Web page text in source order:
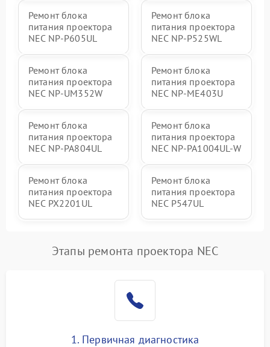
Ремонт блока
питания проектора
NEC NP-P605UL
Ремонт блока
питания проектора
NEC NP-P525WL
Ремонт блока
питания проектора
NEC NP-UM352W
Ремонт блока
питания проектора
NEC NP-ME403U
Ремонт блока
питания проектора
NEC NP-PA804UL
Ремонт блока
питания проектора
NEC NP-PA1004UL-W
Ремонт блока
питания проектора
NEC PX2201UL
Ремонт блока
питания проектора
NEC P547UL
Этапы ремонта проектора NEC
1. Первичная диагностика